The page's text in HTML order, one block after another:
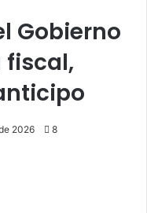
Gobierno
2026 8